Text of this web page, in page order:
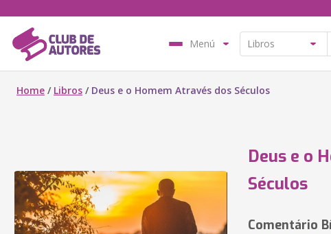
Menú
Home / Libros / Deus e o Homem Através dos Séculos
Deus e o
Séculos
Comentário